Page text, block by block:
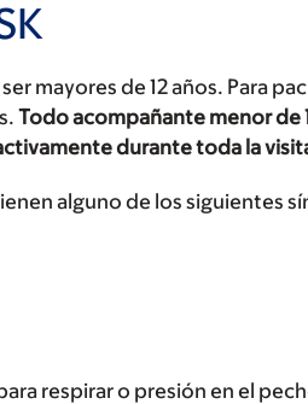
mayores de 12 años. Para
Todo acompañante menor de
durante toda la
alguno de los siguientes
respirar o presión en el